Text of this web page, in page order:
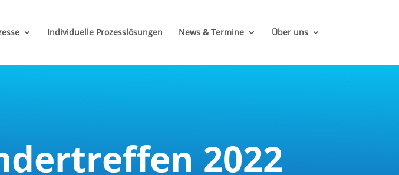
Individuelle Prozesslösungen News & Termine Über uns
2022